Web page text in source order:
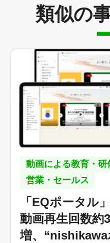
類似の
動画による教育・研
営業・セールス
「EQポータル
動画再生回数約
増、